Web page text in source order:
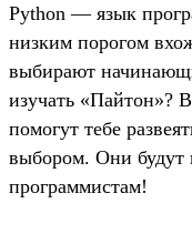
Python — язык
низким порогом
выбирают
изучать «Пайтон»?
помогут тебе
выбором. Они будут
программистам!